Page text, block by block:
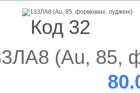
Код 32
(Au, 85,